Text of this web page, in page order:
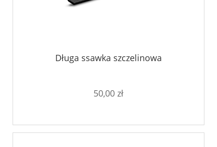
Długa ssawka szczelinowa
50,00 zł